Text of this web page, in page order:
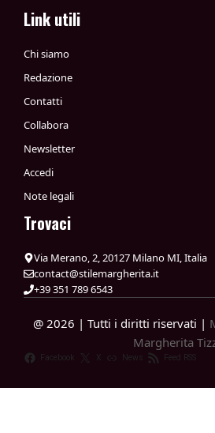
Link utili
Chi siamo
Redazione
Contatti
Collabora
Newsletter
Accedi
Note legali
Trovaci
Via Merano, 2, 20127 Milano MI, Italia
contact@stilemargherita.it
+39 351 789 6543
@ 2026 | Tutti i diritti riservati |
Margherita
Facebook X News Feed RSS